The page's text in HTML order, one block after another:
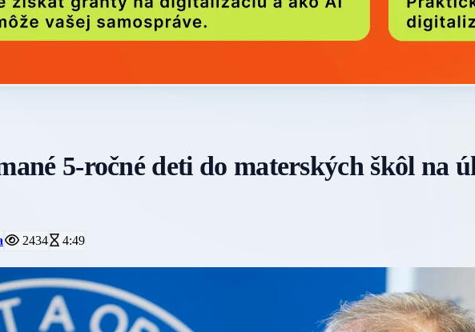
5-ročné deti do materských škôl na
2434 4:49